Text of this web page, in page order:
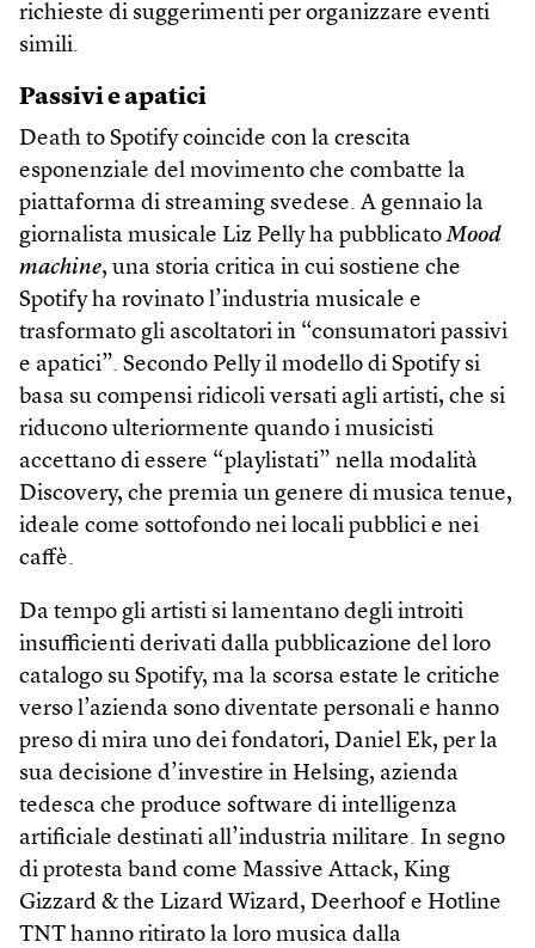
richieste di suggerimenti per organizzare eventi
simili.
Passivi e apatici
Death to Spotify coincide con la crescita
esponenziale del movimento che combatte la
piattaforma di streaming svedese. A gennaio la
giornalista musicale Liz Pelly ha pubblicatoMood
machine, una storia critica in cui sostiene che
Spotify ha rovinato l’industria musicale e
trasformato gli ascoltatori in “consumatori passivi
e apatici”. Secondo Pelly il modello di Spotify si
basa su compensi ridicoli versati agli artisti, che si
riducono ulteriormente quando i musicisti
accettano di essere “playlistati” nella modalità
Discovery, che premia un genere di musica tenue,
ideale come sottofondo nei locali pubblici e nei
caffè.
Da tempo gli artisti si lamentano degli introiti
insufficienti derivati dalla pubblicazione del loro
catalogo su Spotify, ma la scorsa estate le critiche
verso l’azienda sono diventate personali e hanno
preso di mira uno dei fondatori, Daniel Ek, per la
sua decisione d’investire in Helsing, azienda
tedesca che produce software di intelligenza
artificiale destinati all’industria militare. In segno
di protesta band come Massive Attack, King
Gizzard & the Lizard Wizard, Deerhoof e Hotline
TNT hanno ritirato la loro musica dalla